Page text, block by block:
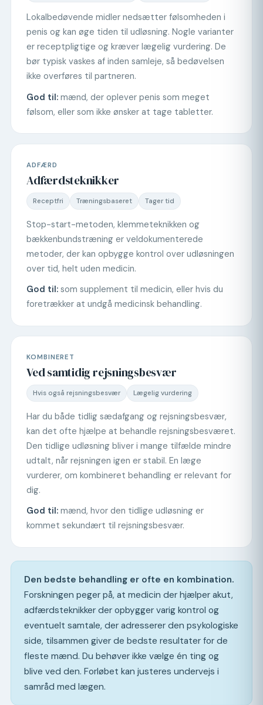
Lokalbedøvende midler nedsætter følsomheden i
penis og kan øge tiden til udløsning. Nogle varianter
er receptpligtige og kræver lægelig vurdering. De
bør typisk vaskes af inden samleje, så bedøvelsen
ikke overføres til partneren.
God til: mænd, der oplever penis som meget
følsom, eller som ikke ønsker at tage tabletter.
ADFÆRD
Adfærdsteknikker
Receptfri Træningsbaseret Tager tid
Stop-start-metoden, klemmeteknikken og
bækkenbundstræning er veldokumenterede
metoder, der kan opbygge kontrol over udløsningen
over tid, helt uden medicin.
God til: som supplement til medicin, eller hvis du
foretrækker at undgå medicinsk behandling.
KOMBINERET
Ved samtidig rejsningsbesvær
Hvis også rejsningsbesvær Lægelig vurdering
Har du både tidlig sædafgang og rejsningsbesvær,
kan det ofte hjælpe at behandle rejsningsbesværet.
Den tidlige udløsning bliver i mange tilfælde mindre
udtalt, når rejsningen igen er stabil. En læge
vurderer, om kombineret behandling er relevant for
dig.
God til: mænd, hvor den tidlige udløsning er
kommet sekundært til rejsningsbesvær.
Den bedste behandling er ofte en kombination.
Forskningen peger på, at medicin der hjælper akut,
adfærdsteknikker der opbygger varig kontrol og
eventuelt samtale, der adresserer den psykologiske
side, tilsammen giver de bedste resultater for de
fleste mænd. Du behøver ikke vælge én ting og
blive ved den. Forløbet kan justeres undervejs i
samråd med lægen.